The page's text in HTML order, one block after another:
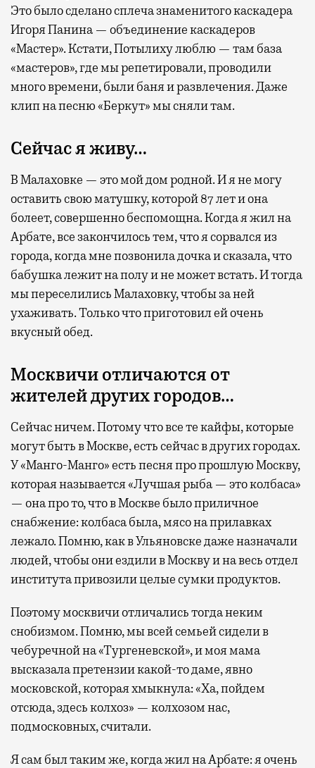
Это было сделано сплеча знаменитого каскадера
Игоря Панина — объединение каскадеров
«Мастер». Кстати, Потылиху люблю — там база
«мастеров», где мы репетировали, проводили
много времени, были баня и развлечения. Даже
клип на песню «Беркут» мы сняли там.
Сейчас я живу…
В Малаховке — это мой дом родной. И я не могу
оставить свою матушку, которой 87 лет и она
болеет, совершенно беспомощна. Когда я жил на
Арбате, все закончилось тем, что я сорвался из
города, когда мне позвонила дочка и сказала, что
бабушка лежит на полу и не может встать. И тогда
мы переселились Малаховку, чтобы за ней
ухаживать. Только что приготовил ей очень
вкусный обед.
Москвичи отличаются от
жителей других городов…
Сейчас ничем. Потому что все те кайфы, которые
могут быть в Москве, есть сейчас в других городах.
У «Манго-Манго» есть песня про прошлую Москву,
которая называется «Лучшая рыба — это колбаса»
— она про то, что в Москве было приличное
снабжение: колбаса была, мясо на прилавках
лежало. Помню, как в Ульяновске даже назначали
людей, чтобы они ездили в Москву и на весь отдел
института привозили целые сумки продуктов.
Поэтому москвичи отличались тогда неким
снобизмом. Помню, мы всей семьей сидели в
чебуречной на «Тургеневской», и моя мама
высказала претензии какой-то даме, явно
московской, которая хмыкнула: «Ха, пойдем
отсюда, здесь колхоз» — колхозом нас,
подмосковных, считали.
Я сам был таким же, когда жил на Арбате: я очень